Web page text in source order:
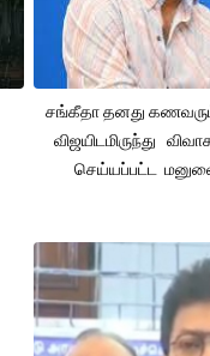
சங்கீதா தனது
விஜயிடமிருந்து
செய்யப்பட்ட